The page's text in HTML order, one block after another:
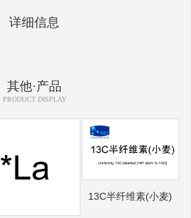
详细信息
其他·产品
PRODUCT DISPLAY
13C半纤维素(小麦)